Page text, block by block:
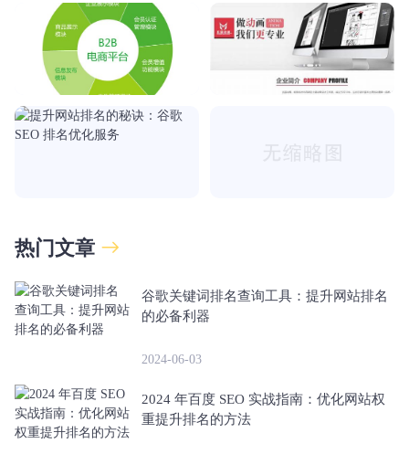
热门文章
谷歌关键词排名查询工具：提升网站排名
的必备利器
2024-06-03
2024 年百度 SEO 实战指南：优化网站权
重提升排名的方法